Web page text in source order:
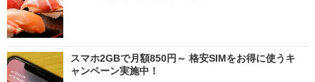
スマホ2GBで月額850円～ 格安SIMをお得に使うキ
ャンペーン実施中！